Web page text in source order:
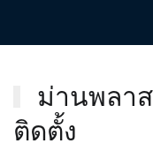
ม่านพลา
ติดตั้ง